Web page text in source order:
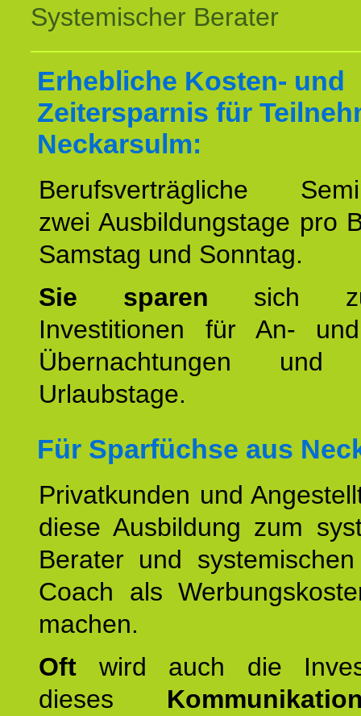
Systemischer Berater
Erhebliche Kosten- und
Zeitersparnis für
Neckarsulm:
Berufsverträgliche
zwei Ausbildungstage pro
Samstag und Sonntag.
Sie sparen sich
Investitionen für An-
Übernachtungen und
Urlaubstage.
Für Sparfüchse aus
Privatkunden und
diese Ausbildung zum
Berater und
Coach als
machen.
Oft wird auch die
dieses